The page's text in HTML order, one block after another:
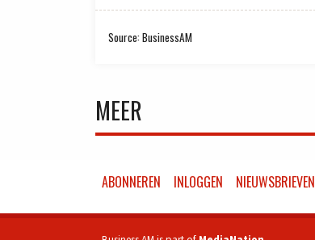
Source: BusinessAM
MEER
ABONNEREN INLOGGEN NIEUWSBRIEVEN